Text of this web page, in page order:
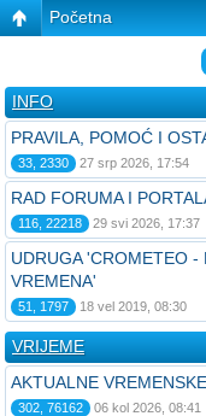
Početna
INFO
PRAVILA, POMOĆ I
33, 2330 27 srp 2026, 17:54
RAD FORUMA I
116, 22218 29 svi 2026, 17:37
UDRUGA 'CROMETEO
VREMENA'
51, 1797 18 vel 2019, 08:30
VRIJEME
AKTUALNE
302, 76162 06 kol 2026, 08:41